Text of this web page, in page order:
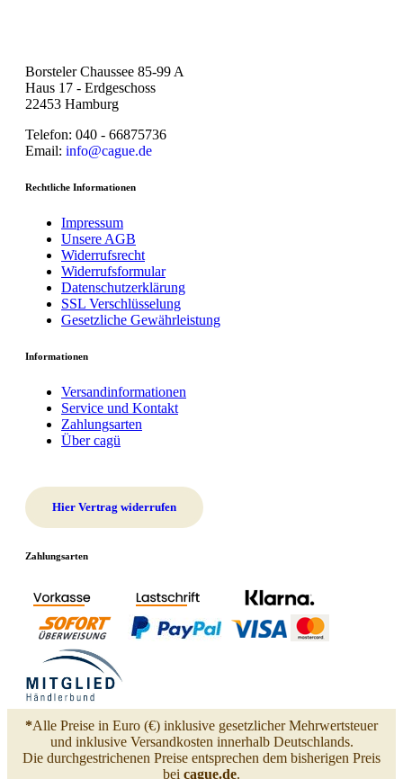
Borsteler Chaussee 85-99 A
Haus 17 - Erdgeschoss
22453 Hamburg
Telefon: 040 - 66875736
Email: info@cague.de
Rechtliche Informationen
Impressum
Unsere AGB
Widerrufsrecht
Widerrufsformular
Datenschutzerklärung
SSL Verschlüsselung
Gesetzliche Gewährleistung
Informationen
Versandinformationen
Service und Kontakt
Zahlungsarten
Über cagü
Hier Vertrag widerrufen
Zahlungsarten
*Alle Preise in Euro (€) inklusive gesetzlicher Mehrwertsteuer
und inklusive Versandkosten innerhalb Deutschlands.
Die durchgestrichenen Preise entsprechen dem bisherigen Preis
bei cague.de.